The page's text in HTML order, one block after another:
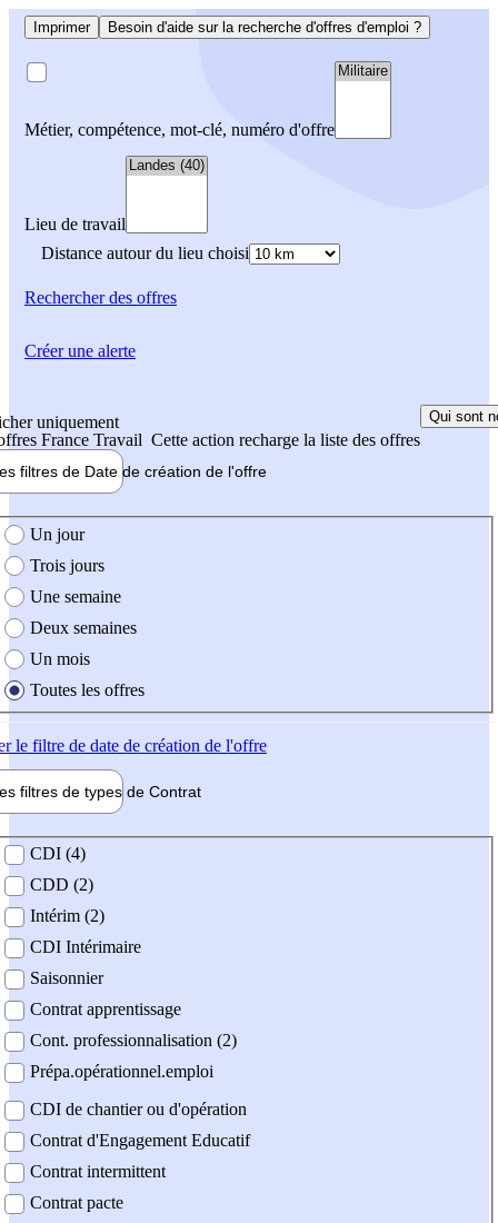
Imprimer Besoin d'aide sur la recherche d'offres d'emploi ?
Métier, compétence, mot-clé, numéro d'offre
Lieu de travail
Distance autour du lieu choisi
Rechercherdes offres
uniquement
France Travail Cette action recharge la liste des offres
Qui sont
filtres de Date de création de l'offre
création de l'offre
Un jour
Trois jours
Une semaine
Deux semaines
Un mois
Toutes les offres
le filtre de date de création de l'offre
filtres de types de Contrat
contrat
CDI (4)
CDD (2)
Intérim (2)
CDI Intérimaire
Saisonnier
Contrat apprentissage
Cont. professionnalisation (2)
Prépa.opérationnel.emploi
CDI de chantier ou d'opération
Contrat d'Engagement Educatif
Contrat intermittent
Contrat pacte
Créer une alerte